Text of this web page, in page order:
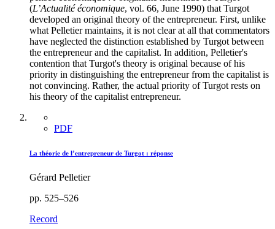
(L’Actualité économique, vol. 66, June 1990) that Turgot
developed an original theory of the entrepreneur. First, unlike
what Pelletier maintains, it is not clear at all that commentators
have neglected the distinction established by Turgot between
the entrepreneur and the capitalist. In addition, Pelletier's
contention that Turgot's theory is original because of his
priority in distinguishing the entrepreneur from the capitalist is
not convincing. Rather, the actual priority of Turgot rests on
his theory of the capitalist entrepreneur.
PDF
La théorie de l’entrepreneur de Turgot : réponse
Gérard Pelletier
pp. 525–526
Record